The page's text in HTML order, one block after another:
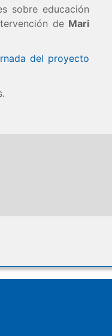
sobre educación
de Mari
del proyecto